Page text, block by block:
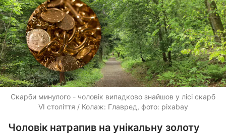
Скарби минулого - чоловік випадково знайшов у лісі скарб
VI століття / Колаж: Главред, фото: pixabay
Чоловік натрапив на унікальну золоту